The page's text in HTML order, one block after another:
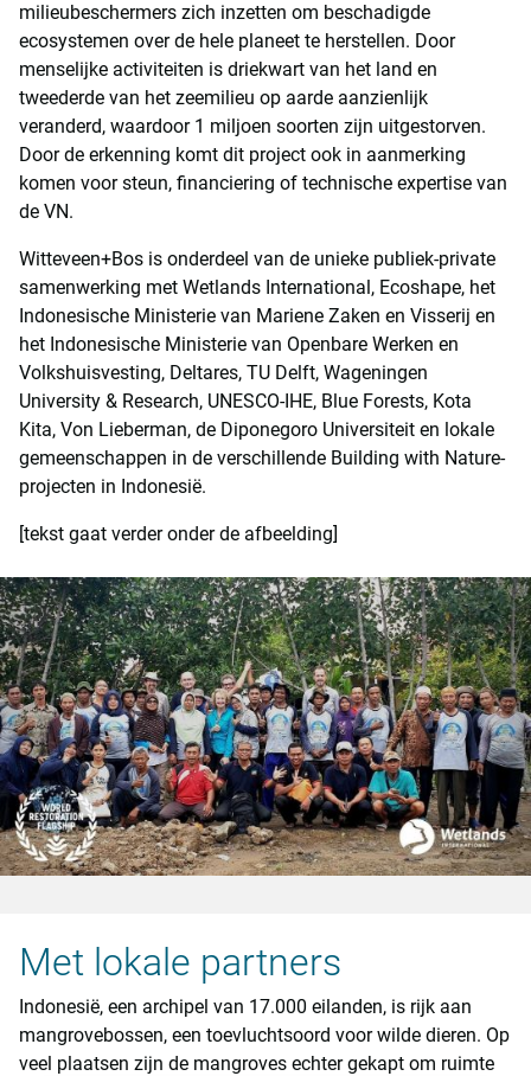
milieubeschermers zich inzetten om beschadigde
ecosystemen over de hele planeet te herstellen. Door
menselijke activiteiten is driekwart van het land en
tweederde van het zeemilieu op aarde aanzienlijk
veranderd, waardoor 1 miljoen soorten zijn uitgestorven.
Door de erkenning komt dit project ook in aanmerking
komen voor steun, financiering of technische expertise van
de VN.
Witteveen+Bos is onderdeel van de unieke publiek-private
samenwerking met Wetlands International, Ecoshape, het
Indonesische Ministerie van Mariene Zaken en Visserij en
het Indonesische Ministerie van Openbare Werken en
Volkshuisvesting, Deltares, TU Delft, Wageningen
University & Research, UNESCO-IHE, Blue Forests, Kota
Kita, Von Lieberman, de Diponegoro Universiteit en lokale
gemeenschappen in de verschillende Building with Nature-
projecten in Indonesië.
[tekst gaat verder onder de afbeelding]
Met lokale partners
Indonesië, een archipel van 17.000 eilanden, is rijk aan
mangrovebossen, een toevluchtsoord voor wilde dieren. Op
veel plaatsen zijn de mangroves echter gekapt om ruimte